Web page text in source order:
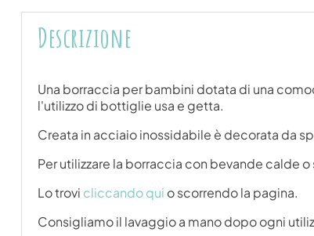
Descrizione
Una borraccia per bambini dotata di una
l'utilizzo di bottiglie usa e getta.
Creata in acciaio inossidabile è decorata da
Per utilizzare la borraccia con bevande calde
Lo trovi cliccando qui o scorrendo la pagina.
Consigliamo il lavaggio a mano dopo ogni